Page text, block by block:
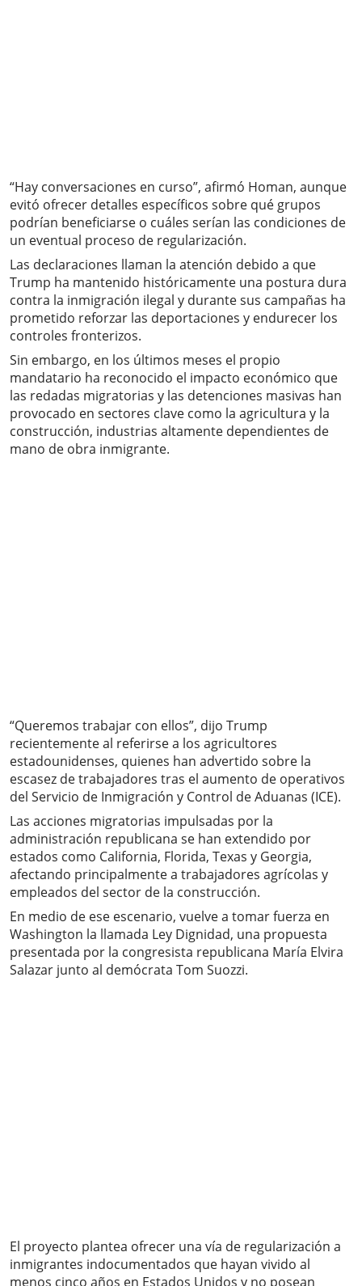
“Hay conversaciones en curso”, afirmó Homan, aunque
evitó ofrecer detalles específicos sobre qué grupos
podrían beneficiarse o cuáles serían las condiciones de
un eventual proceso de regularización.
Las declaraciones llaman la atención debido a que
Trump ha mantenido históricamente una postura dura
contra la inmigración ilegal y durante sus campañas ha
prometido reforzar las deportaciones y endurecer los
controles fronterizos.
Sin embargo, en los últimos meses el propio
mandatario ha reconocido el impacto económico que
las redadas migratorias y las detenciones masivas han
provocado en sectores clave como la agricultura y la
construcción, industrias altamente dependientes de
mano de obra inmigrante.
“Queremos trabajar con ellos”, dijo Trump
recientemente al referirse a los agricultores
estadounidenses, quienes han advertido sobre la
escasez de trabajadores tras el aumento de operativos
del Servicio de Inmigración y Control de Aduanas (ICE).
Las acciones migratorias impulsadas por la
administración republicana se han extendido por
estados como California, Florida, Texas y Georgia,
afectando principalmente a trabajadores agrícolas y
empleados del sector de la construcción.
En medio de ese escenario, vuelve a tomar fuerza en
Washington la llamada Ley Dignidad, una propuesta
presentada por la congresista republicana María Elvira
Salazar junto al demócrata Tom Suozzi.
El proyecto plantea ofrecer una vía de regularización a
inmigrantes indocumentados que hayan vivido al
menos cinco años en Estados Unidos y no posean